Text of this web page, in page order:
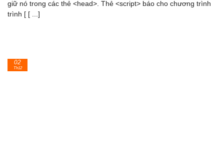
giữ nó trong các thẻ <head>. Thẻ <script> báo cho chương trình
trình [ [ ...]
02
Th12